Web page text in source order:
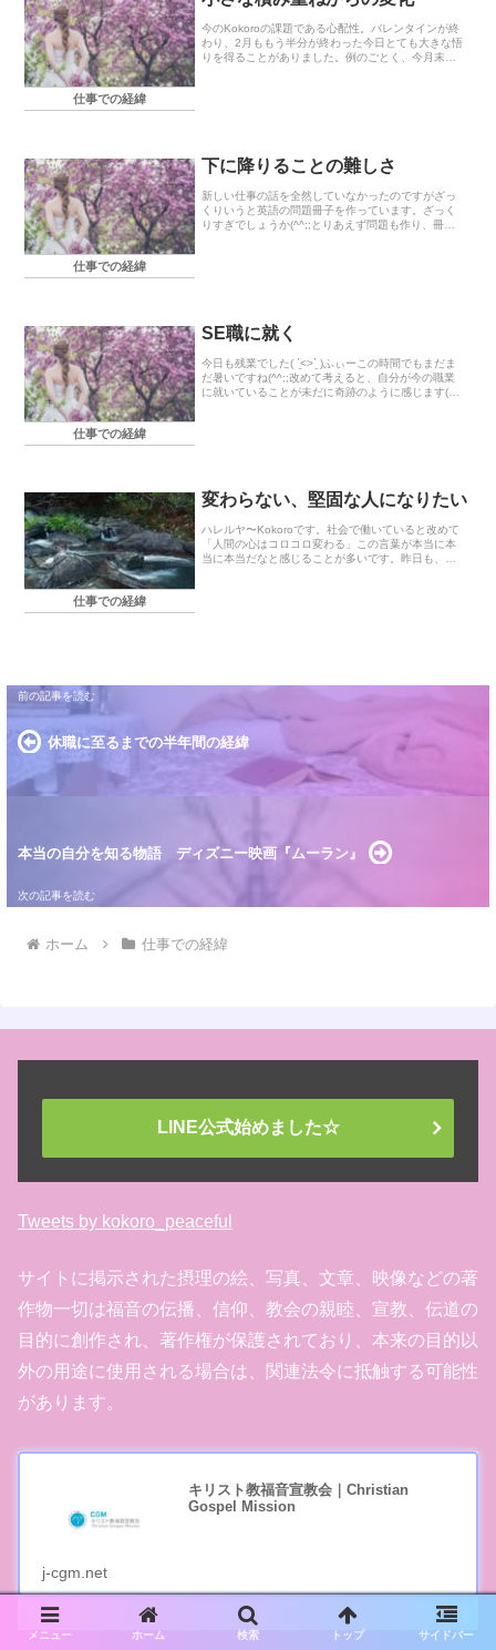
仕事での経緯
今のKokoroの課題である心配性。バレンタインが終
わり、2月ももう半分が終わった今日とても大きな悟
りを得ることがありました。例のごとく、今月末締
仕事での経緯
下に降りることの難しさ
新しい仕事の話を全然していなかったのですがざっ
くりいうと英語の問題冊子を作っています。ざっく
りすぎでしょうか(^^;;とりあえず問題も作り、冊子
仕事での経緯
SE職に就く
今日も残業でした( ˊ̱˂˃ˋ̱ )ふぃーこの時間でもまだま
だ暑いですね(^^;;改めて考えると、自分が今の職業
に就いていることが未だに奇跡のように感じます(笑)
仕事での経緯
変わらない、堅固な人になりたい
ハレルヤ〜Kokoroです。社会で働いていると改めて
「人間の心はコロコロ変わる」この言葉が本当に本
当に本当だなと感じることが多いです。昨日も、あ
休職に至るまでの半年間の経緯
本当の自分を知る物語 ディズニー映画『ムーラン』
ホーム 仕事での経緯
LINE公式始めました☆
Tweets by kokoro_peaceful
サイトに掲示された摂理の絵、写真、文章、映像などの著
作物一切は福音の伝播、信仰、教会の親睦、宣教、伝道の
目的に創作され、著作権が保護されており、本来の目的以
外の用途に使用される場合は、関連法令に抵触する可能性
があります。
キリスト教福音宣教会｜Christian
Gospel Mission
j-cgm.net
メニュー ホーム 検索 トップ サイドバー